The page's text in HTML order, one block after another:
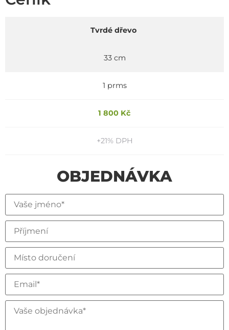
Tvrdé dřevo
33 cm
1 prms
1 800 Kč
+21% DPH
OBJEDNÁVKA